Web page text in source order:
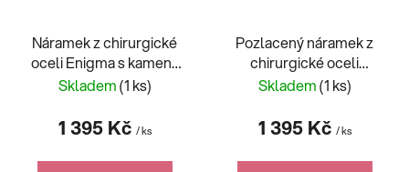
Náramek z chirurgické
oceli Enigma s kameny
kubické zirkonie
Skladem(1 ks)
1 395 Kč / ks
Pozlacený náramek z
chirurgické oceli
Enigma s kameny
Preciosa 7475Y00
Skladem(1 ks)
1 395 Kč / ks